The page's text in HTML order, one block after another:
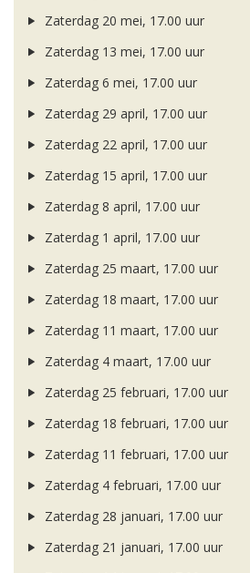
Zaterdag 20 mei, 17.00 uur
Zaterdag 13 mei, 17.00 uur
Zaterdag 6 mei, 17.00 uur
Zaterdag 29 april, 17.00 uur
Zaterdag 22 april, 17.00 uur
Zaterdag 15 april, 17.00 uur
Zaterdag 8 april, 17.00 uur
Zaterdag 1 april, 17.00 uur
Zaterdag 25 maart, 17.00 uur
Zaterdag 18 maart, 17.00 uur
Zaterdag 11 maart, 17.00 uur
Zaterdag 4 maart, 17.00 uur
Zaterdag 25 februari, 17.00 uur
Zaterdag 18 februari, 17.00 uur
Zaterdag 11 februari, 17.00 uur
Zaterdag 4 februari, 17.00 uur
Zaterdag 28 januari, 17.00 uur
Zaterdag 21 januari, 17.00 uur